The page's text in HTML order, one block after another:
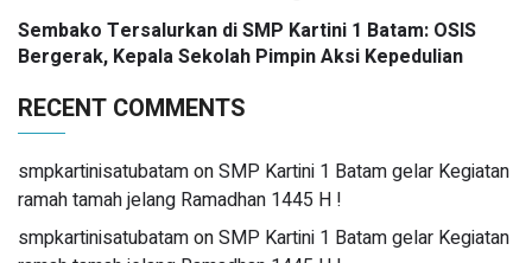
Nasional
Sembako Tersalurkan di SMP Kartini 1 Batam: OSIS
Bergerak, Kepala Sekolah Pimpin Aksi Kepedulian
RECENT COMMENTS
smpkartinisatubatamonSMP Kartini 1 Batam gelar Kegiatan
ramah tamah jelang Ramadhan 1445 H !
smpkartinisatubatamonSMP Kartini 1 Batam gelar Kegiatan